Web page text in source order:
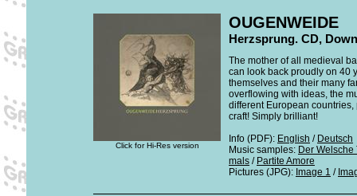
Click for Hi-Res version
OUGENWEIDE
Herzsprung. CD,
The mother of all medieval
can look back proudly on 40
themselves and their many
overflowing with ideas, the
different European
craft! Simply brilliant!
Info (PDF): English / Deutsch
Music samples: Der Welsche
mals / Partite Amore
Pictures (JPG): Image 1 /